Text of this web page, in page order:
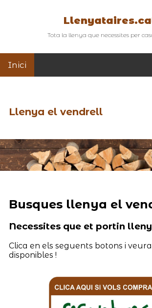
Tota la llenya que necessites per
Inici
Llenya el vendrell
Busques llenya el
Necessites que et portin
Clica en els seguents botons i
disponibles !